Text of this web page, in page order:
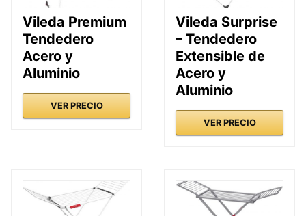
Vileda Premium
Tendedero
Acero y
Aluminio
VER PRECIO
Vileda Surprise
– Tendedero
Extensible de
Acero y
Aluminio
VER PRECIO